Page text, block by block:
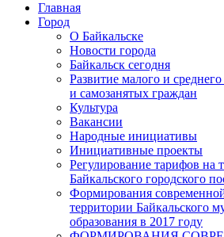
Главная
Город
О Байкальске
Новости города
Байкальск сегодня
Развитие малого и
и самозанятых граждан
Культура
Вакансии
Народные инициативы
Инициативные проекты
Регулирование тарифов на
Байкальского городского
Формирования
территории Байкальского
образования в 2017 году